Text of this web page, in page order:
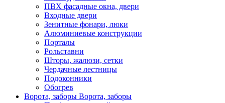
ПВХ фасадные окна, двери
Входные двери
Зенитные фонари, люки
Алюминиевые конструкции
Порталы
Рольставни
Шторы, жалюзи, сетки
Чердачные лестницы
Подоконники
Обогрев
Ворота, заборы Ворота, заборы